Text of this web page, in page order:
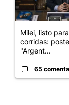
Milei, listo
corridas:
"Argent...
65